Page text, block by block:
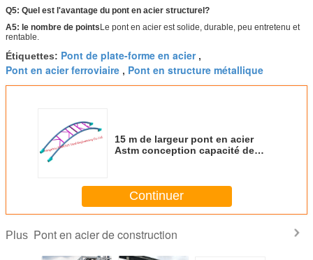
Q5: Quel est l'avantage du pont en acier structurel?
A5: le nombre de pointsLe pont en acier est solide, durable, peu entretenu et
rentable.
Étiquettes: Pont de plate-forme en acier,
Pont en acier ferroviaire , Pont en structure métallique
15 m de largeur pont en acier
Astm conception capacité de
Continuer
Plus Pont en acier de construction